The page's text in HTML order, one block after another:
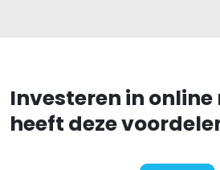
Investeren in
heeft deze